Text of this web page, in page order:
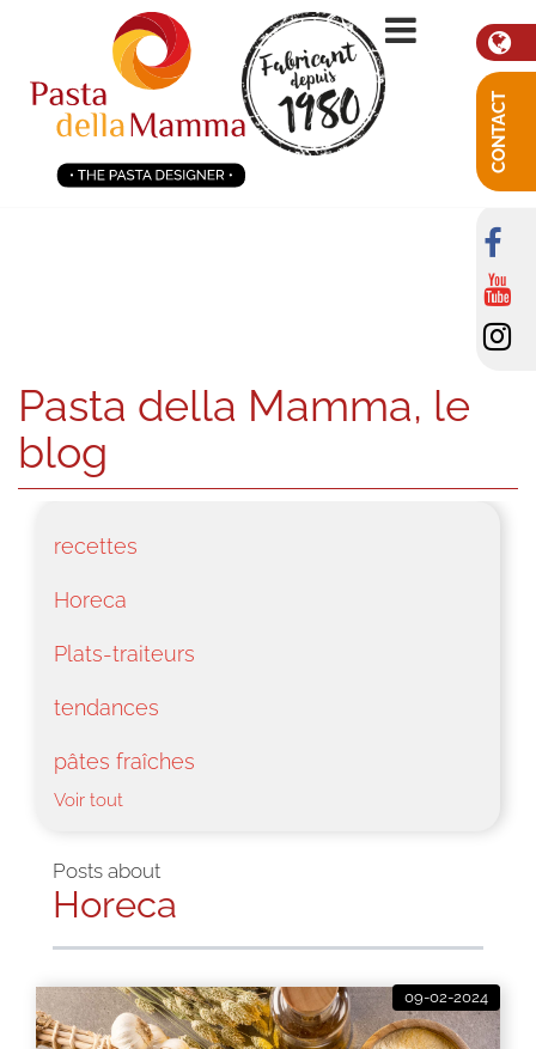
CONTACT
Pasta della Mamma, le
blog
recettes
Horeca
Plats-traiteurs
tendances
pâtes fraîches
Voir tout
Posts about
Horeca
09-02-2024